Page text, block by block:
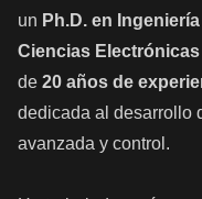
un Ph.D. en
Ciencias
de 20 años de
dedicada al desarrollo
avanzada y control.